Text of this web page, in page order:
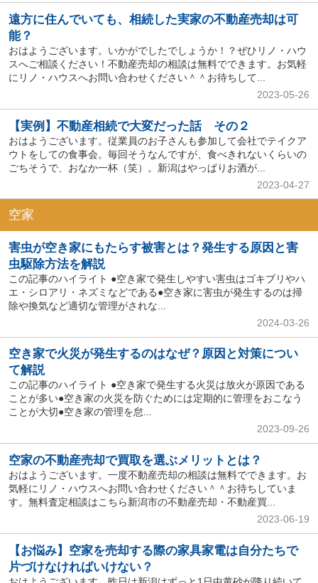
遠方に住んでいても、相続した実家の不動産売却は可
能？
おはようございます。いかがでしたでしょうか！？ぜひリノ・ハウ
スへご相談ください！不動産売却の相談は無料でできます。お気軽
にリノ・ハウスへお問い合わせください＾＾お待ちして...
2023-05-26
【実例】不動産相続で大変だった話 その２
おはようございます。従業員のお子さんも参加して会社でテイクア
ウトをしての食事会。毎回そうなんですが、食べきれないくらいの
ごちそうで、おなか一杯（笑）。新潟はやっぱりお酒が...
2023-04-27
空家
害虫が空き家にもたらす被害とは？発生する原因と害
虫駆除方法を解説
この記事のハイライト ●空き家で発生しやすい害虫はゴキブリやハ
エ・シロアリ・ネズミなどである●空き家に害虫が発生するのは掃
除や換気など適切な管理がされな...
2024-03-26
空き家で火災が発生するのはなぜ？原因と対策につい
て解説
この記事のハイライト ●空き家で発生する火災は放火が原因である
ことが多い●空き家の火災を防ぐためには定期的に管理をおこなう
ことが大切●空き家の管理を怠...
2023-09-26
空家の不動産売却で買取を選ぶメリットとは？
おはようございます。一度不動産売却の相談は無料でできます。お
気軽にリノ・ハウスへお問い合わせください＾＾お待ちしていま
す。無料査定相談はこちら新潟市の不動産売却・不動産買...
2023-06-19
【お悩み】空家を売却する際の家具家電は自分たちで
片づけなければいけない？